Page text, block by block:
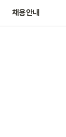
채용안내
근무환경